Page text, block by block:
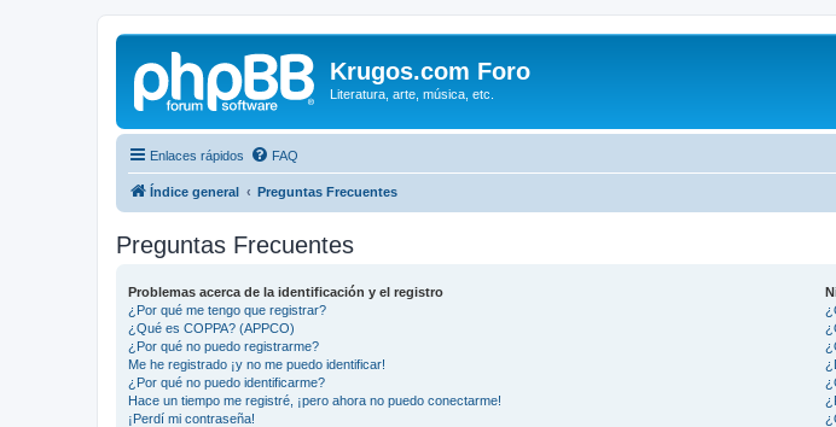
Krugos.com Foro
Literatura, arte, música, etc.
Enlaces rápidos FAQ
Índice general Preguntas Frecuentes
Preguntas Frecuentes
Problemas acerca de la identificación y el registro
¿Por qué me tengo que registrar?
¿Qué es COPPA? (APPCO)
¿Por qué no puedo registrarme?
Me he registrado ¡y no me puedo identificar!
¿Por qué no puedo identificarme?
Hace un tiempo me registré, ¡pero ahora no puedo conectarme!
¡Perdí mi contraseña!